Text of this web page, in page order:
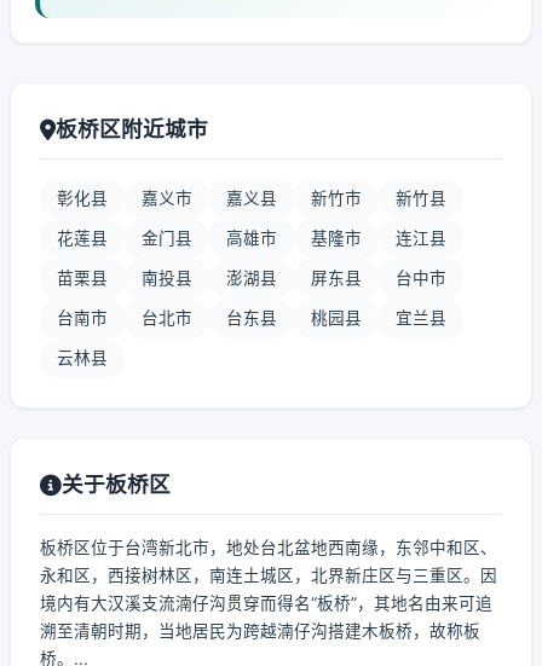
板桥区附近城市
彰化县 嘉义市 嘉义县 新竹市 新竹县
花莲县 金门县 高雄市 基隆市 连江县
苗栗县 南投县 澎湖县 屏东县 台中市
台南市 台北市 台东县 桃园县 宜兰县
云林县
关于板桥区
板桥区位于台湾新北市，地处台北盆地西南缘，东邻中和区、
永和区，西接树林区，南连土城区，北界新庄区与三重区。因
境内有大汉溪支流湳仔沟贯穿而得名“板桥”，其地名由来可追
溯至清朝时期，当地居民为跨越湳仔沟搭建木板桥，故称板
桥。...